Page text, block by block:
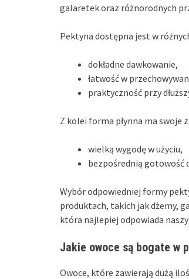
galaretek oraz różnorodnych
Pektyna dostępna jest w
dokładne dawkowanie,
łatwość w
praktyczność przy
Z kolei forma płynna ma swoje
wielką wygodę w użyciu,
bezpośrednią gotowość
Wybór odpowiedniej formy
produktach, takich jak dżemy,
która najlepiej odpowiada
Jakie owoce są bogate w
Owoce, które zawierają dużą